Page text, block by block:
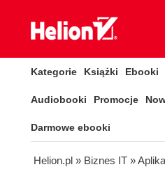
Kategorie Książki Ebooki
Audiobooki Promocje
Darmowe ebooki
Helion.pl » Biznes IT »